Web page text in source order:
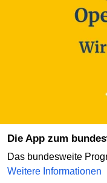
Die App zum
Das bundesweite
Weitere Informationen